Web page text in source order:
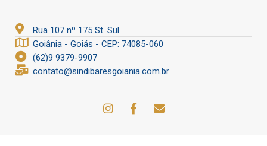
Rua 107 nº 175 St. Sul
Goiânia - Goiás - CEP: 74085-060
(62)9 9379-9907
contato@sindibaresgoiania.com.br